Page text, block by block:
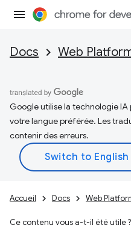
Docs Web
Google utilise la technologie
votre langue préférée. Les
contenir des erreurs.
Accueil Docs Web
Ce contenu vous a-t-il été utile ?